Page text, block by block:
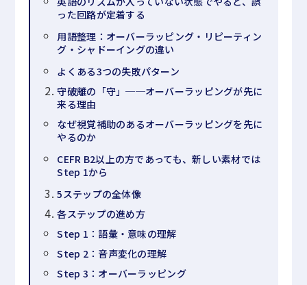
った回路が定着する
用語整理：オーバーラッピング・リピーティン
グ・シャドーイングの違い
よくある3つの失敗パターン
守破離の「守」──オーバーラッピングが先に
来る理由
なぜ視覚補助のあるオーバーラッピングを先に
やるのか
CEFR B2以上の方であっても、新しい素材では
Step 1から
5ステップの全体像
各ステップの進め方
Step 1：語彙・意味の理解
Step 2：音声変化の理解
Step 3：オーバーラッピング